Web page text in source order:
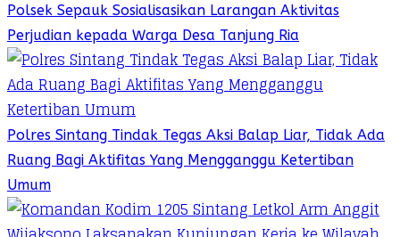
Polsek Sepauk Sosialisasikan Larangan Aktivitas
Perjudian kepada Warga Desa Tanjung Ria
Polres Sintang Tindak Tegas Aksi Balap Liar, Tidak Ada
Ruang Bagi Aktifitas Yang Mengganggu Ketertiban
Umum